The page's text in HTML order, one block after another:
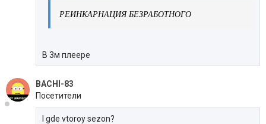
РЕИНКАРНАЦИЯ БЕЗРАБОТНОГО
В 3м плеере
BACHI-83
Посетители
I gde vtoroy sezon?